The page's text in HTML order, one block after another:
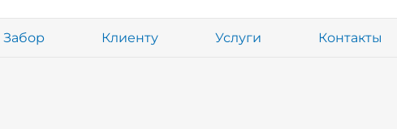
Забор Клиенту Услуги Контакты